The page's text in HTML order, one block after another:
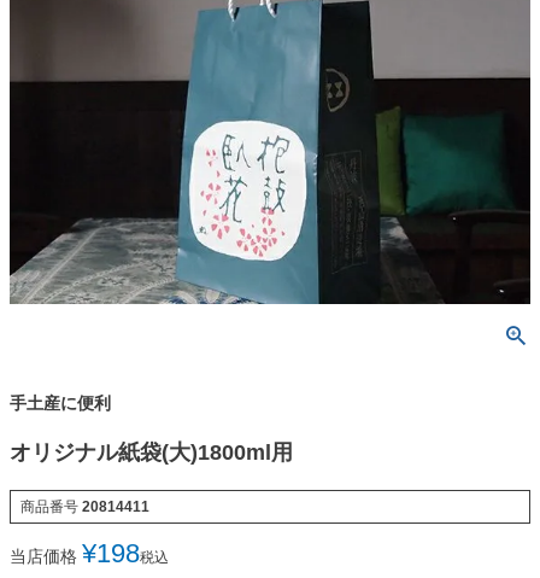
手土産に便利
オリジナル紙袋(大)1800ml用
商品番号 20814411
当店価格 ¥198税込